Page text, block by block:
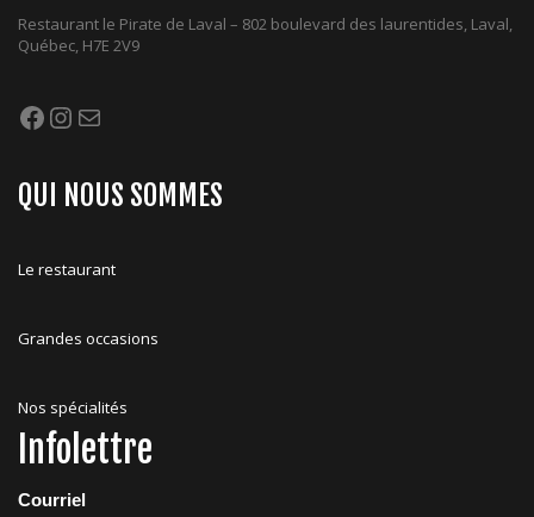
Restaurant le Pirate de Laval – 802 boulevard des laurentides, Laval,
Québec, H7E 2V9
Facebook
Instagram
Mail
QUI NOUS SOMMES
Le restaurant
Grandes occasions
Nos spécialités
Infolettre
Courriel